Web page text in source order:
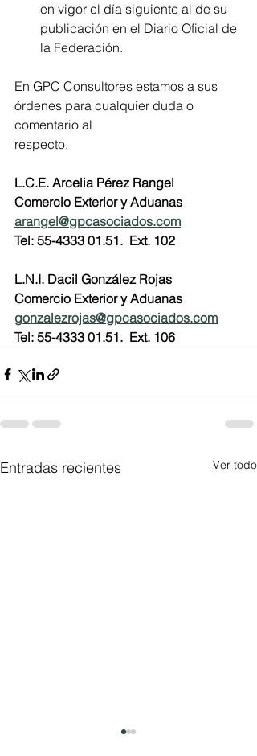
en vigor el día siguiente al de su
publicación en el Diario Oficial de
la Federación.
En GPC Consultores estamos a sus
órdenes para cualquier duda o
comentario al
respecto.
L.C.E. Arcelia Pérez Rangel
Comercio Exterior y Aduanas
arangel@gpcasociados.com
Tel: 55-4333 01.51.  Ext. 102
L.N.I. Dacil González Rojas
Comercio Exterior y Aduanas
gonzalezrojas@gpcasociados.com
Tel: 55-4333 01.51.  Ext. 106
Entradas recientes Ver todo